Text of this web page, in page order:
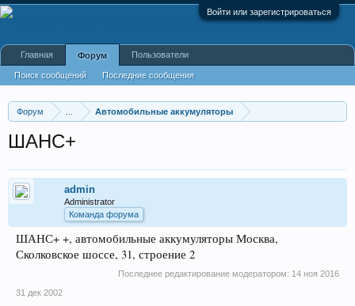
Войти или зарегистрироваться
Форум Автомобильные аккумуляторы
ШАНС+
admin
Administrator
Команда форума
ШАНС+ +, автомобильные аккумуляторы Москва,
Сколковское шоссе, 31, строение 2
Последнее редактирование модератором: 14 ноя 2016
31 дек 2002
Главная Форум
Поиск сообщений Последние сообщения
Пользователи